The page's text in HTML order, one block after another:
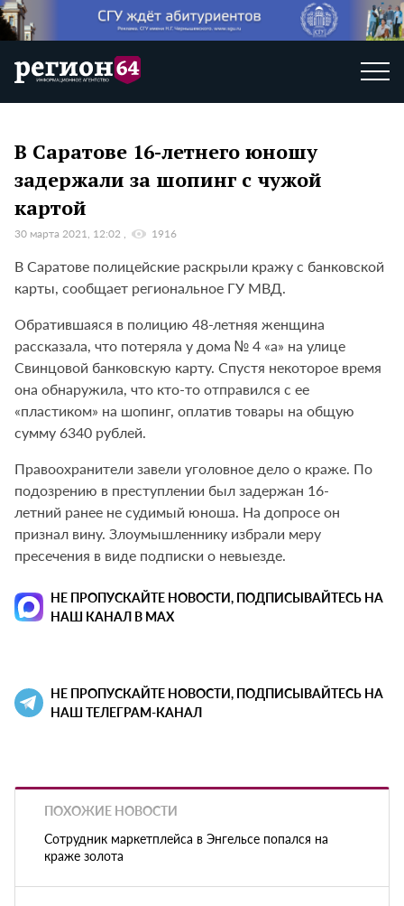
В Саратове 16-летнего юношу
задержали за шопинг с чужой
картой
30 марта 2021, 12:02 1916
В Саратове полицейские раскрыли кражу с банковской
карты, сообщает региональное ГУ МВД.
Обратившаяся в полицию 48-летняя женщина
рассказала, что потеряла у дома № 4 «а» на улице
Свинцовой банковскую карту. Спустя некоторое время
она обнаружила, что кто-то отправился с ее
«пластиком» на шопинг, оплатив товары на общую
сумму 6340 рублей.
Правоохранители завели уголовное дело о краже. По
подозрению в преступлении был задержан 16-
летний ранее не судимый юноша. На допросе он
признал вину. Злоумышленнику избрали меру
пресечения в виде подписки о невыезде.
НЕ ПРОПУСКАЙТЕ НОВОСТИ, ПОДПИСЫВАЙТЕСЬ НА
НАШ КАНАЛ В MAX
НЕ ПРОПУСКАЙТЕ НОВОСТИ, ПОДПИСЫВАЙТЕСЬ НА
НАШ ТЕЛЕГРАМ-КАНАЛ
ПОХОЖИЕ НОВОСТИ
Сотрудник маркетплейса в Энгельсе попался на
краже золота